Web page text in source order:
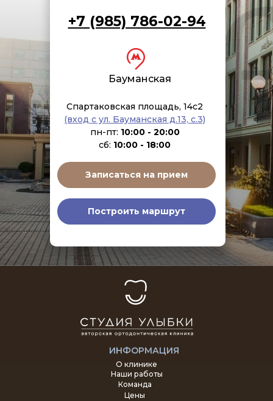
Записаться на прием
Спартаковская площадь, 14с2
(вход с ул. Бауманская д.13, с.3)
пн-пт: 10:00 - 20:00
сб: 10:00 - 18:00
Бауманская
+7 (985) 786-02-94
Построить маршрут
О клинике
Команда
Цены
ИНФОРМАЦИЯ
Наши работы